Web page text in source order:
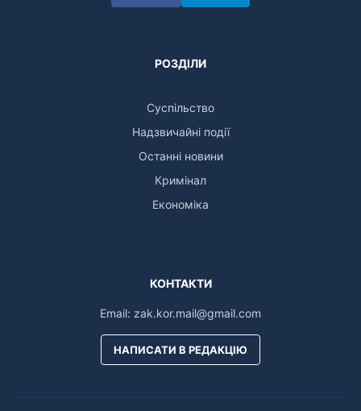
РОЗДІЛИ
Суспільство
Надзвичайні події
Останні новини
Кримінал
Економіка
КОНТАКТИ
Email: zak.kor.mail@gmail.com
НАПИСАТИ В РЕДАКЦІЮ